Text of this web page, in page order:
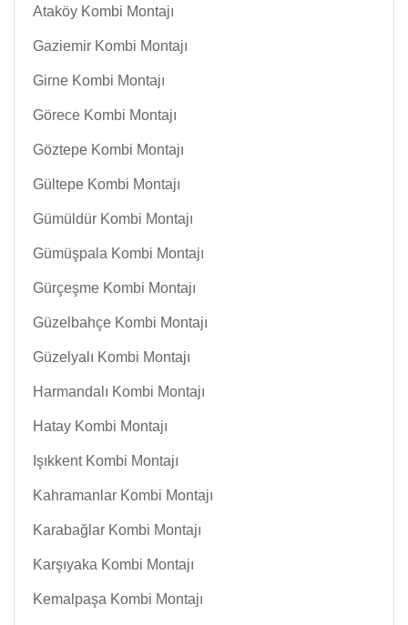
Ataköy Kombi Montajı
Gaziemir Kombi Montajı
Girne Kombi Montajı
Görece Kombi Montajı
Göztepe Kombi Montajı
Gültepe Kombi Montajı
Gümüldür Kombi Montajı
Gümüşpala Kombi Montajı
Gürçeşme Kombi Montajı
Güzelbahçe Kombi Montajı
Güzelyalı Kombi Montajı
Harmandalı Kombi Montajı
Hatay Kombi Montajı
Işıkkent Kombi Montajı
Kahramanlar Kombi Montajı
Karabağlar Kombi Montajı
Karşıyaka Kombi Montajı
Kemalpaşa Kombi Montajı